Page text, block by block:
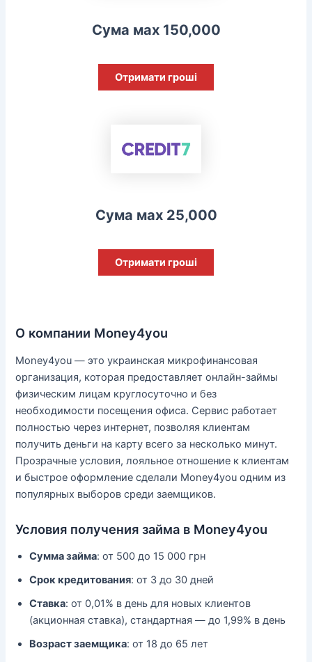
Сума мах 150,000
Отримати гроші
Сума мах 25,000
Отримати гроші
О компании Money4you
Money4you — это украинская микрофинансовая
организация, которая предоставляет онлайн-займы
физическим лицам круглосуточно и без
необходимости посещения офиса. Сервис работает
полностью через интернет, позволяя клиентам
получить деньги на карту всего за несколько минут.
Прозрачные условия, лояльное отношение к клиентам
и быстрое оформление сделали Money4you одним из
популярных выборов среди заемщиков.
Условия получения займа в Money4you
Сумма займа: от 500 до 15 000 грн
Срок кредитования: от 3 до 30 дней
Ставка: от 0,01% в день для новых клиентов
(акционная ставка), стандартная — до 1,99% в день
Возраст заемщика: от 18 до 65 лет